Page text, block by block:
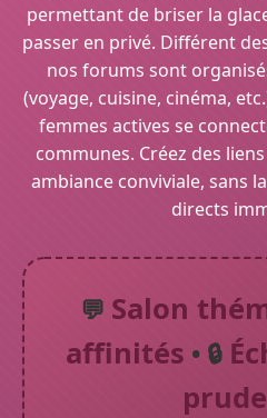
permettant de briser la
passer en privé. Différent
nos forums sont
(voyage, cuisine, cinéma,
femmes actives se
communes. Créez des
ambiance conviviale, sans
directs
💬 Salon
affinités • 🔒